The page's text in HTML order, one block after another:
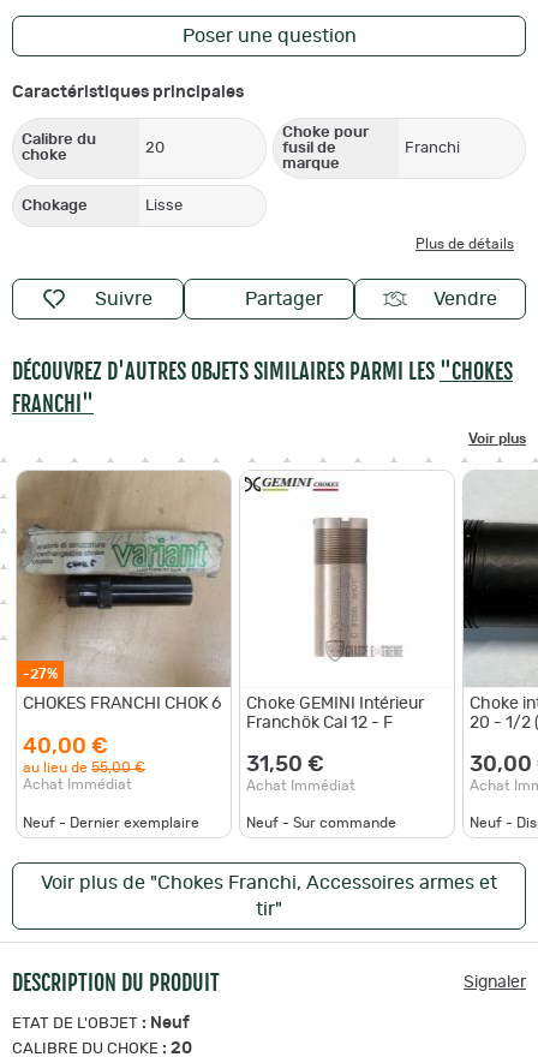
Poser une question
Caractéristiques principales
Calibre du
choke
20
Choke pour
fusil de
marque
Franchi
Chokage Lisse
Plus de détails
Suivre Partager Vendre
DÉCOUVREZ D'AUTRES OBJETS SIMILAIRES PARMI LES "CHOKES
FRANCHI"
Voir plus
-27%
CHOKES FRANCHI CHOK 6
40,00 €
au lieu de 55,00 €
Achat Immédiat
Neuf - Dernier exemplaire
Choke GEMINI Intérieur
Franchök Cal 12 - F
31,50 €
Achat Immédiat
Neuf - Sur commande
Choke
20 - 1/2
30,00
Achat
Neuf -
Voir plus de "Chokes Franchi, Accessoires armes et
tir"
DESCRIPTION DU PRODUIT Signaler
ETAT DE L'OBJET : Neuf
CALIBRE DU CHOKE : 20